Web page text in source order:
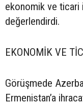
ekonomik ve ticari
değerlendirdi.
EKONOMİK VE
Görüşmede
Ermenistan’a